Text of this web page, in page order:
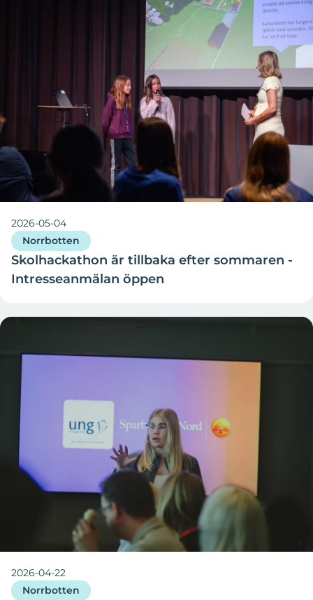
2026-05-04
Norrbotten
Skolhackathon är tillbaka efter sommaren -
Intresseanmälan öppen
2026-04-22
Norrbotten